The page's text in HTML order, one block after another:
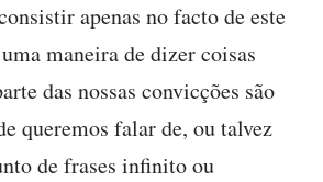
apenas no facto de este
maneira de dizer coisas
das nossas convicções são
queremos falar de, ou talvez
de frases infinito ou